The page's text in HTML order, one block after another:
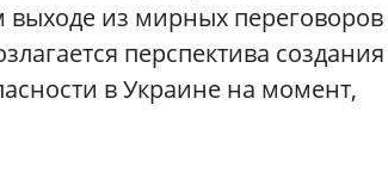
выходе из мирных переговоров
перспектива создания
в Украине на момент,